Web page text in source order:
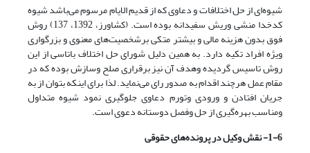
شیوه‌ای از حل اختلافات و دعاوی که از قدیم الایام مرسوم می‌باشد شیوه
کدخدا منشی وریش سفیدانه بوده است. (کشاورز، 1392، 137) روش
فوق بدون هزینه مالی و بیشتر متکی برشخصیت‌های معنوی و بزرگواری
ویژه افراد تکیه دارد. به همین دلیل شورای حل اختلاف باتاسی از این
روش تاسیس گردیده وهدف آن نیز برقراری صلح وسازش بوده که در
مقام عمل هرچند اقدام به صدور رای می‌نماید. لذا برای اینکه بتوان از به
جریان افتادن و ورودی وتورم دعاوی جلوگیری نمود شیوه متداول
ومناسب بهره‌گیری از حل وفصل دوستانه دعوی است.
1-6- نقش وکیل در پرونده‌های حقوقی